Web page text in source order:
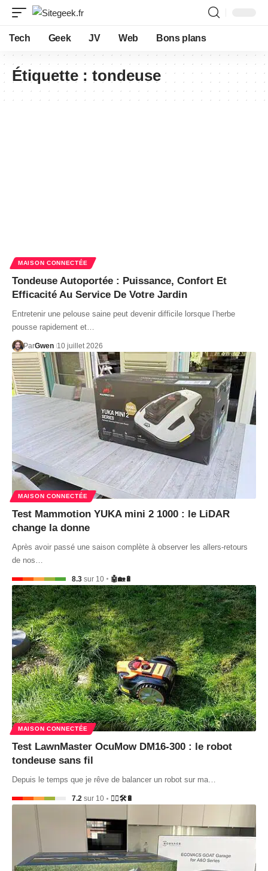
Tech Geek JV Web Bons plans
Étiquette : tondeuse
MAISON CONNECTÉE
Tondeuse Autoportée : Puissance, Confort Et
Efficacité Au Service De Votre Jardin
Entretenir une pelouse saine peut devenir difficile lorsque l’herbe
pousse rapidement et…
ParGwen 10 juillet 2026
MAISON CONNECTÉE
Test Mammotion YUKA mini 2 1000 : le LiDAR
change la donne
Après avoir passé une saison complète à observer les allers-retours
de nos…
8.3 sur 10 🤖🏡🔋
MAISON CONNECTÉE
Test LawnMaster OcuMow DM16-300 : le robot
tondeuse sans fil
Depuis le temps que je rêve de balancer un robot sur ma…
7.2 sur 10 🤷‍♂️🛠️🔋